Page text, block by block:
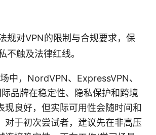
规对VPN的限制与合规要求，保
不触及法律红线。
中，NordVPN、ExpressVPN、
品牌在稳定性、隐私保护和跨境
现良好，但实际可用性会随时间和
对于初次尝试者，建议先在非高压